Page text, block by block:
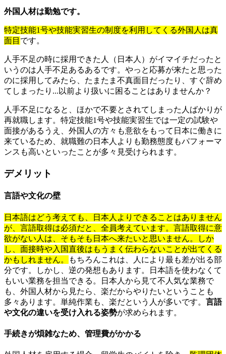
外国人材は勤勉です。
特定技能1号や技能実習生の制度を利用してくる外国人は真
面目 です。
人手不足の時に採用できた人（日本人）がイマイチだったと
いうのは人手不足あるあるです。やっと応募が来たと思った
のに採用してみたら、たまたま不真面目だったり、すぐ辞め
てしまったり...以前より扱いに困ることはありませんか？
人手不足になると、ほかで不要とされてしまった人ばかりが
再就職します。特定技能1号や技能実習生では一定の試験や
面接があるうえ、外国人の方々も意欲をもって日本に働きに
来ているため、就職難の日本人よりも勤務態度もパフォーマ
ンスも高いといったことが多々見受けられます。
デメリット
言語や文化の壁
日本語はどう考えても、日本人よりできることはありません
が、言語取得は必須だと、全員考えています。言語取得に意
欲がない人は、そもそも日本へ来たいと思いません。しか
し、面接時や入国直後はもうまく伝わらないことが出てくる
かもしれません。
もちろんこれは、人により最も差が出る部
分です。しかし、逆の発想もあります。日本語を使わなくて
もいい業務を担当できる。日本人から見て不人気な業務で
も、外国人材から見たら、楽だからやりたいということも
多々あります。単純作業も、楽だという人が多いです。 言語
や文化の違いを受け入れる姿勢が求められます。
手続きが煩雑なため、管理費がかかる